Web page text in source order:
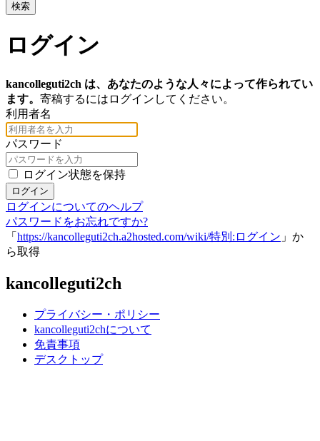
検索
ログイン
kancolleguti2ch は、あなたのような人々によって作られてい
ます。 寄稿するにはログインしてください。
利用者名
パスワード
ログイン状態を保持
ログイン
ログインについてのヘルプ
パスワードをお忘れですか?
「 https://kancolleguti2ch.a2hosted.com/wiki/特別:ログイン 」か
ら取得
kancolleguti2ch
プライバシー・ポリシー
kancolleguti2chについて
免責事項
デスクトップ